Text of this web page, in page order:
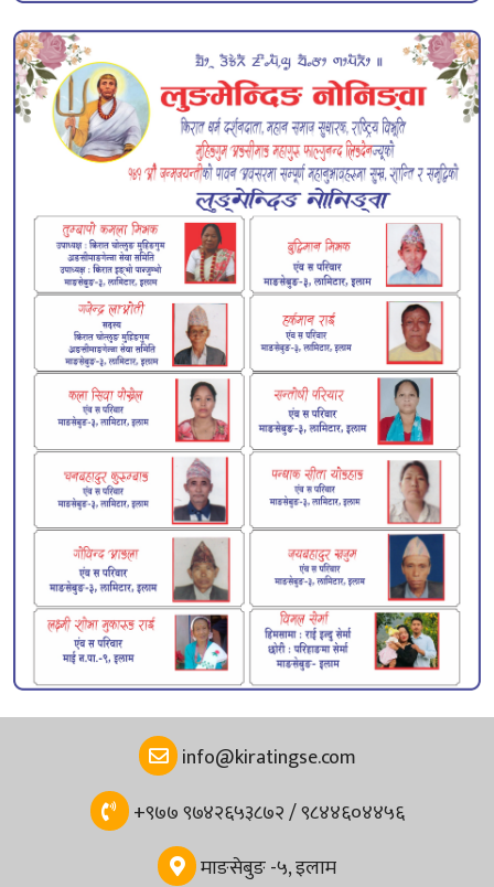
info@kiratingse.com
+९७७ ९७४२६५३८७२ / ९८४४६०४४५६
माङसेबुङ -५, इलाम